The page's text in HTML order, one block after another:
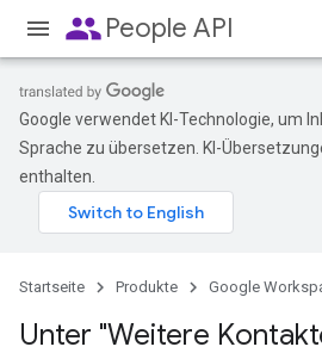
peoplePeople API
Google verwendet KI-Technologie, um
Sprache zu übersetzen. KI-
enthalten.
Startseite Produkte Google
Unter "Weitere